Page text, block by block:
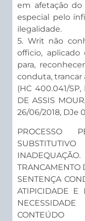
em afetação
especial pelo
ilegalidade.
5. Writ não
officio,
para,
conduta, trancar
(HC 400.041/
DE ASSIS
26/06/2018, DJe
PROCESSO
TRANCAMENTO
SENTENÇA
ATIPICIDADE E
CONTEÚDO